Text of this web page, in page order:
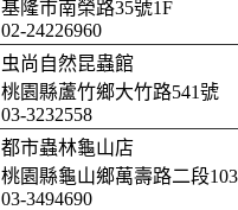
基隆市南榮路35號1F
02-24226960
虫尚自然昆蟲館
桃園縣蘆竹鄉大竹路541號
03-3232558
都市蟲林龜山店
桃園縣龜山鄉萬壽路二段
03-3494690